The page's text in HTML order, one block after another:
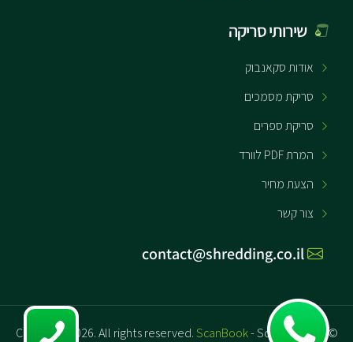
שירותי סריקה
אודות סקאנבוק
סריקת מסמכים
סריקת ספרים
המרת PDF לוורד
הצעת מחיר
צור קשר
© Copyright 2026. All rights reserved.
ScanBook- Scanning and